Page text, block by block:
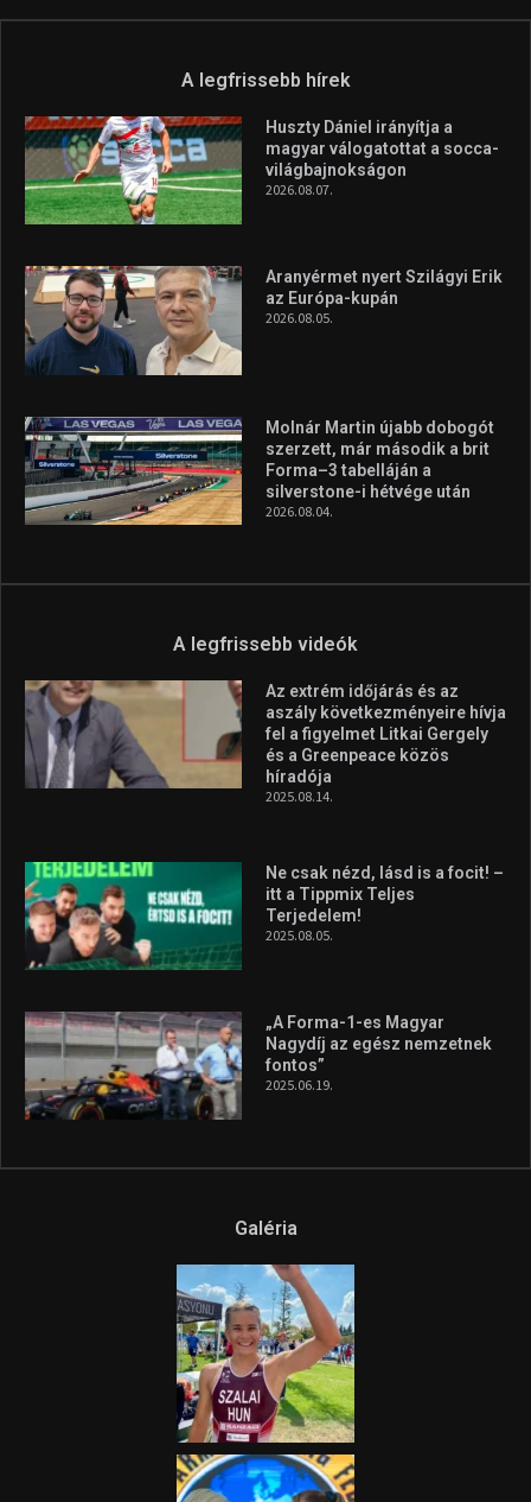
A legfrissebb hírek
Huszty Dániel irányítja a
magyar válogatottat a socca-
világbajnokságon
2026.08.07.
Aranyérmet nyert Szilágyi Erik
az Európa-kupán
2026.08.05.
Molnár Martin újabb dobogót
szerzett, már második a brit
Forma–3 tabelláján a
silverstone-i hétvége után
2026.08.04.
A legfrissebb videók
Az extrém időjárás és az
aszály következményeire hívja
fel a figyelmet Litkai Gergely
és a Greenpeace közös
híradója
2025.08.14.
Ne csak nézd, lásd is a focit! –
itt a Tippmix Teljes
Terjedelem!
2025.08.05.
„A Forma-1-es Magyar
Nagydíj az egész nemzetnek
fontos”
2025.06.19.
Galéria